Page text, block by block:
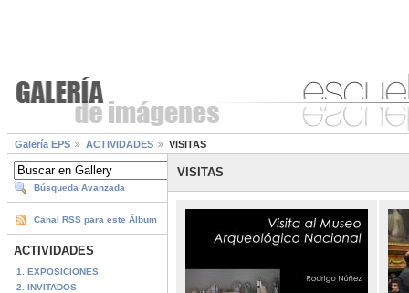
Galería EPS ACTIVIDADES VISITAS
Búsqueda Avanzada
Canal RSS para este Álbum
ACTIVIDADES
1. EXPOSICIONES
2. INVITADOS
VISITAS